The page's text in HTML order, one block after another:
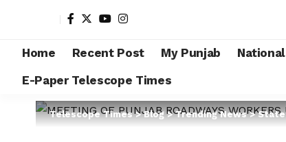
Home Recent Post My Punjab National
E-Paper Telescope Times
Telescope Times>Blog>Trending News>State